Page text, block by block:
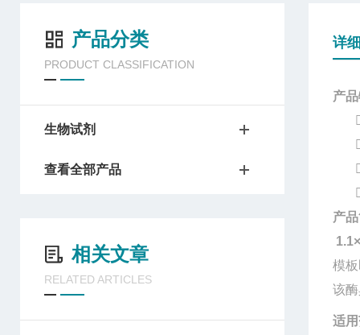
产品分类
PRODUCT CLASSIFICATION
生物试剂
查看全部产品
相关文章
RELATED ARTICLES
详
产
产
模
该
适